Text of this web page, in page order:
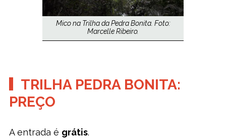
Mico na Trilha da Pedra Bonita. Foto:
Marcelle Ribeiro.
TRILHA PEDRA BONITA:
PREÇO
A entrada é grátis.